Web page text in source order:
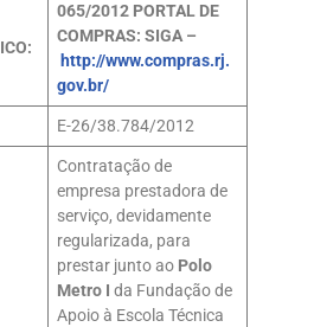
065/2012 PORTAL DE
COMPRAS: SIGA –
http://www.compras.rj.
gov.br/
E-26/38.784/2012
Contratação de
empresa prestadora de
serviço, devidamente
regularizada, para
prestar junto ao Polo
Metro I da Fundação de
Apoio à Escola Técnica